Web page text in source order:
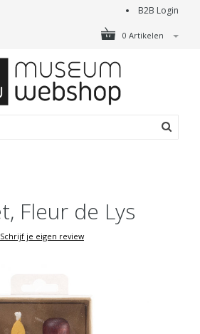
B2B Login
0 Artikelen
Fleur de Lys
Schrijf je eigen review